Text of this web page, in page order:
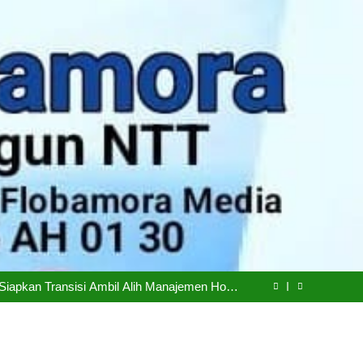
Tanam Serempak di 25 Provinsi
Tantangan Terbesar Pers Bukan Al atau
Hoaks, Tapi Kepercayaan Publik
Transisi Ambil Alih Manajemen Hotel
Sasando
Mentan Amran Tegaskan Tak Ada
Tantangan Terbesar Pers Bukan Al atau
Transisi Ambil Alih Manajemen Hotel
Mentan Amran Tegaskan Tak Ada